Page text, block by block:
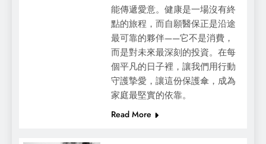
能傳遞愛意。健康是一場沒有終
點的旅程，而自願醫保正是沿途
最可靠的夥伴——它不是消費，
而是對未來最深刻的投資。在每
個平凡的日子裡，讓我們用行動
守護摯愛，讓這份保護傘，成為
家庭最堅實的依靠。
Read More